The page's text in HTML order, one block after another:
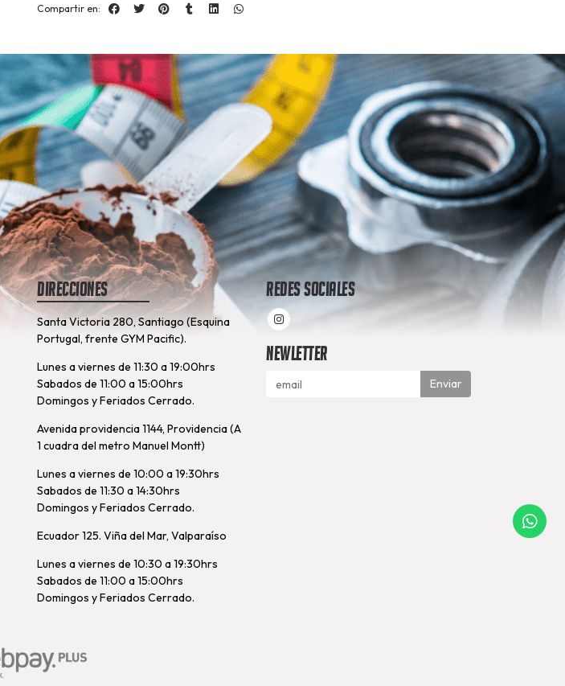
Compartir en:
Direcciones
Santa Victoria 280, Santiago (Esquina
Portugal, frente GYM Pacific).
Lunes a viernes de 11:30 a 19:00hrs
Sabados de 11:00 a 15:00hrs
Domingos y Feriados Cerrado.
Avenida providencia 1144, Providencia (A
1 cuadra del metro Manuel Montt)
Lunes a viernes de 10:00 a 19:30hrs
Sabados de 11:30 a 14:30hrs
Domingos y Feriados Cerrado.
Ecuador 125. Viña del Mar, Valparaíso
Lunes a viernes de 10:30 a 19:30hrs
Sabados de 11:00 a 15:00hrs
Domingos y Feriados Cerrado.
Redes Sociales
Newletter
Enviar